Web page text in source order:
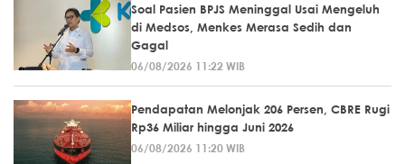
Soal Pasien BPJS Meninggal Usai Mengeluh
di Medsos, Menkes Merasa Sedih dan
Gagal
06/08/2026 11:22 WIB
Pendapatan Melonjak 206 Persen, CBRE Rugi
Rp36 Miliar hingga Juni 2026
06/08/2026 11:20 WIB